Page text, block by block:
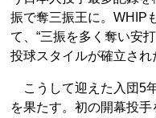
振で奪三振王に。WHIP
て、“三振を多く奪い安
投球スタイルが確立され
こうして迎えた入団5
を果たす。初の開幕投